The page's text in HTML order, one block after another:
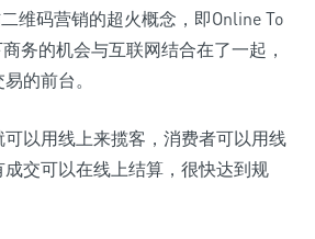
维码营销的超火概念，即Online To
务的机会与互联网结合在了一起，
的前台。
以用线上来揽客，消费者可以用线
交可以在线上结算，很快达到规